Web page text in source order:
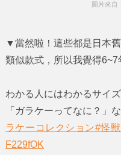
圖片來
▼當然啦！這些都是日本
類似款式，所以我覺得
わかる人にはわかるサイ
「ガラケーってなに？」
ラケーコレクション#怪
F229fOK